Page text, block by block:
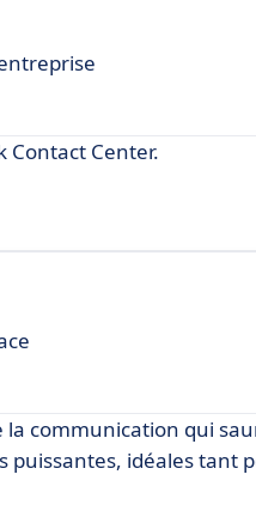
Contact Center.
communication qui
idéales tant